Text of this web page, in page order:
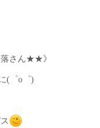
落さん★★》
(゜o゜)